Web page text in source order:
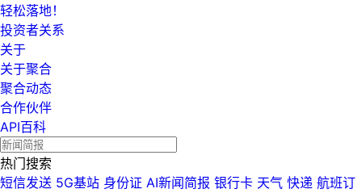
轻松落地！
投资者关系
关于
关于聚合
聚合动态
合作伙伴
API百科
热门搜索
短信发送 5G基站 身份证 AI新闻简报 银行卡 天气 快递 航班订